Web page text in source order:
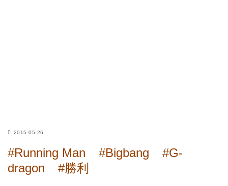
2015-05-26
#Running Man #Bigbang
#G-
dragon
#勝利